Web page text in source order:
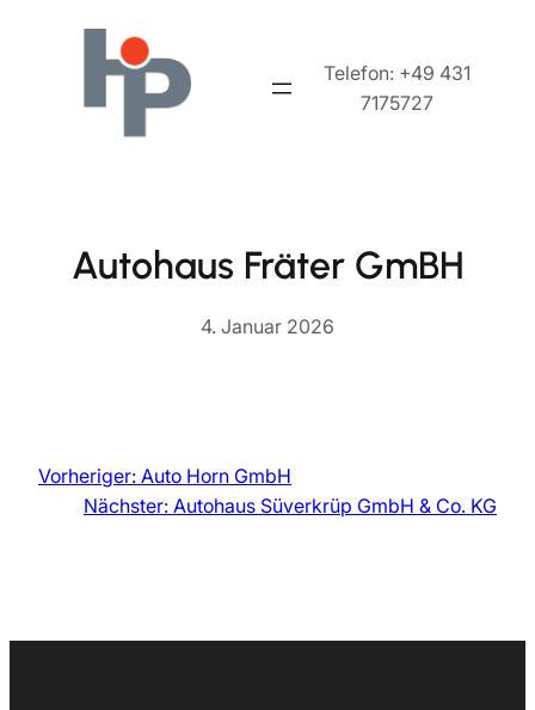
Telefon: +49 431
7175727
Autohaus Fräter GmBH
4. Januar 2026
Vorheriger: Auto Horn GmbH
Nächster: Autohaus Süverkrüp GmbH & Co. KG